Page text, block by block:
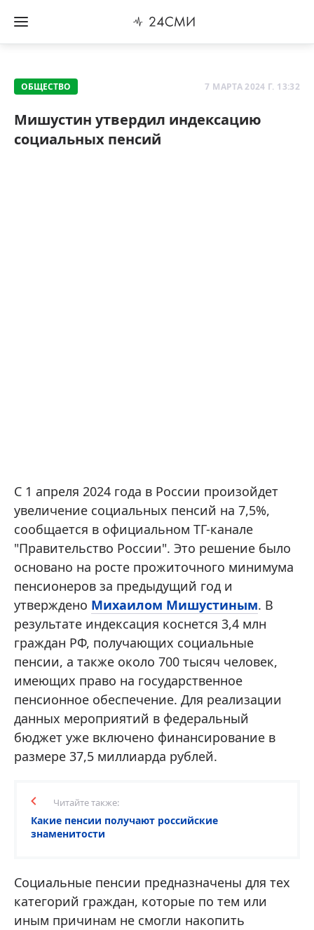
ОБЩЕСТВО 7 МАРТА 2024 Г. 13:32
Мишустин утвердил индексацию
социальных пенсий
С 1 апреля 2024 года в России произойдет
увеличение социальных пенсий на 7,5%,
сообщается в официальном ТГ-канале
"Правительство России". Это решение было
основано на росте прожиточного минимума
пенсионеров за предыдущий год и
утверждено Михаилом Мишустиным. В
результате индексация коснется 3,4 млн
граждан РФ, получающих социальные
пенсии, а также около 700 тысяч человек,
имеющих право на государственное
пенсионное обеспечение. Для реализации
данных мероприятий в федеральный
бюджет уже включено финансирование в
размере 37,5 миллиарда рублей.
Читайте также:
Какие пенсии получают российские
знаменитости
Социальные пенсии предназначены для тех
категорий граждан, которые по тем или
иным причинам не смогли накопить